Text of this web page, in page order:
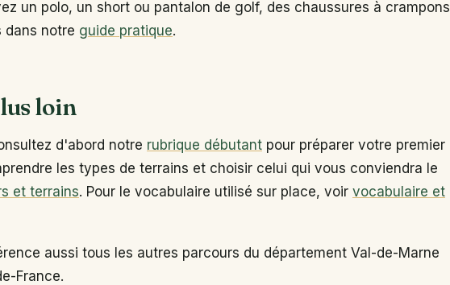
un polo, un short ou pantalon de golf, des chaussures à crampons
dans notre guide pratique.
loin
d'abord notre rubrique débutant pour préparer votre premier
les types de terrains et choisir celui qui vous conviendra le
et terrains. Pour le vocabulaire utilisé sur place, voir vocabulaire et
aussi tous les autres parcours du département Val-de-Marne
France.